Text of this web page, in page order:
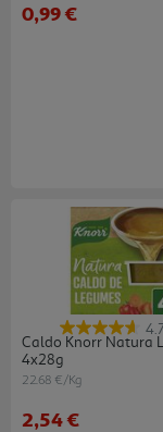
0,99 €
Caldo Knorr Natura
4x28g
22.68 €/Kg
2,54 €